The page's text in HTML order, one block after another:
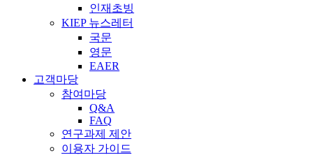
인재초빙
KIEP 뉴스레터
국문
영문
EAER
고객마당
참여마당
Q&A
FAQ
연구과제 제안
이용자 가이드